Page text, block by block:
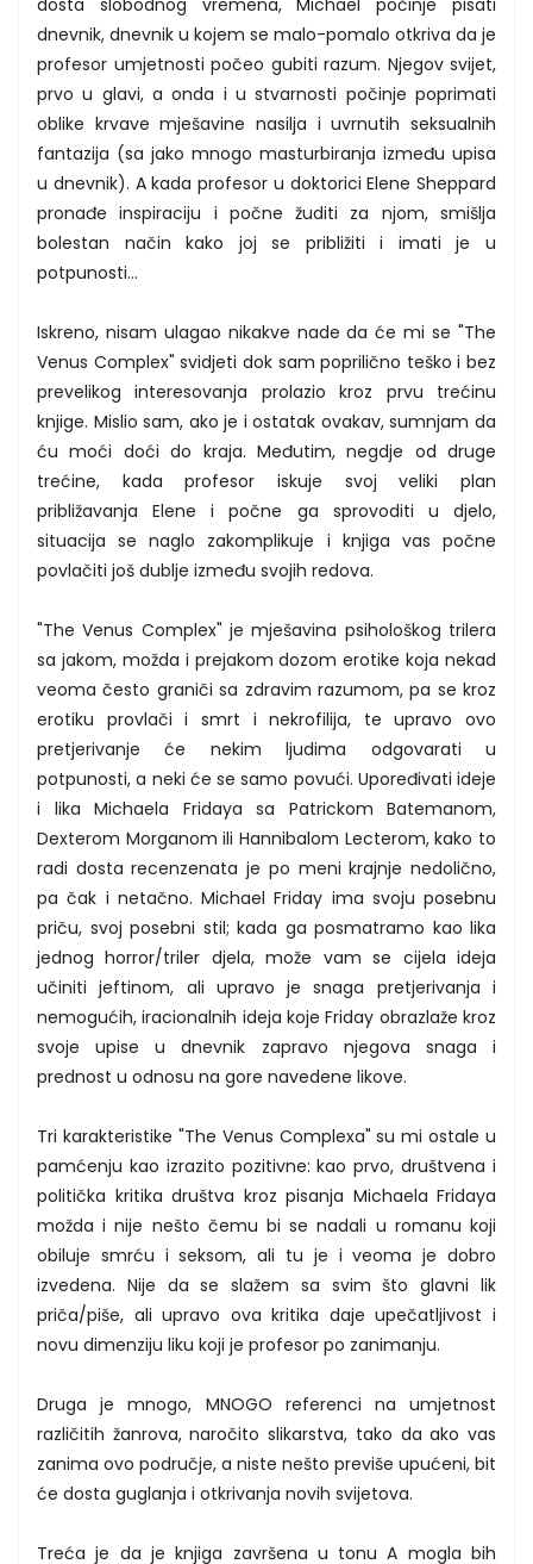
dnevnik, dnevnik u kojem se malo-pomalo otkriva da je
profesor umjetnosti počeo gubiti razum. Njegov svijet,
prvo u glavi, a onda i u stvarnosti počinje poprimati
oblike krvave mješavine nasilja i uvrnutih seksualnih
fantazija (sa jako mnogo masturbiranja između upisa
u dnevnik). A kada profesor u doktorici Elene Sheppard
pronađe inspiraciju i počne žuditi za njom, smišlja
bolestan način kako joj se približiti i imati je u
potpunosti...
Iskreno, nisam ulagao nikakve nade da će mi se "The
Venus Complex" svidjeti dok sam poprilično teško i bez
prevelikog interesovanja prolazio kroz prvu trećinu
knjige. Mislio sam, ako je i ostatak ovakav, sumnjam da
ću moći doći do kraja. Međutim, negdje od druge
trećine, kada profesor iskuje svoj veliki plan
približavanja Elene i počne ga sprovoditi u djelo,
situacija se naglo zakomplikuje i knjiga vas počne
povlačiti još dublje između svojih redova.
"The Venus Complex" je mješavina psihološkog trilera
sa jakom, možda i prejakom dozom erotike koja nekad
veoma često graniči sa zdravim razumom, pa se kroz
erotiku provlači i smrt i nekrofilija, te upravo ovo
pretjerivanje će nekim ljudima odgovarati u
potpunosti, a neki će se samo povući. Upoređivati ideje
i lika Michaela Fridaya sa Patrickom Batemanom,
Dexterom Morganom ili Hannibalom Lecterom, kako to
radi dosta recenzenata je po meni krajnje nedolično,
pa čak i netačno. Michael Friday ima svoju posebnu
priču, svoj posebni stil; kada ga posmatramo kao lika
jednog horror/triler djela, može vam se cijela ideja
učiniti jeftinom, ali upravo je snaga pretjerivanja i
nemogućih, iracionalnih ideja koje Friday obrazlaže kroz
svoje upise u dnevnik zapravo njegova snaga i
prednost u odnosu na gore navedene likove.
Tri karakteristike "The Venus Complexa" su mi ostale u
pamćenju kao izrazito pozitivne: kao prvo, društvena i
politička kritika društva kroz pisanja Michaela Fridaya
možda i nije nešto čemu bi se nadali u romanu koji
obiluje smrću i seksom, ali tu je i veoma je dobro
izvedena. Nije da se slažem sa svim što glavni lik
priča/piše, ali upravo ova kritika daje upečatljivost i
novu dimenziju liku koji je profesor po zanimanju.
Druga je mnogo, MNOGO referenci na umjetnost
različitih žanrova, naročito slikarstva, tako da ako vas
zanima ovo područje, a niste nešto previše upućeni, bit
će dosta guglanja i otkrivanja novih svijetova.
Treća je da je knjiga završena u tonu A mogla bih